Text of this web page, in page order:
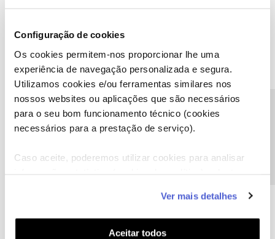
Configuração de cookies
Os cookies permitem-nos proporcionar lhe uma
experiência de navegação personalizada e segura.
Utilizamos cookies e/ou ferramentas similares nos
nossos websites ou aplicações que são necessários
para o seu bom funcionamento técnico (cookies
necessários para a prestação de serviço).
Caso aceite, poderemos utilizar cookies para analisar
funcionalidades (cookies de personalização e
funcionalidade) e adaptar anúncios aos seus interesses
(cookies de publicidade personalizada). Pode gerir a
Ver mais detalhes
Aceitar todos
Descubra as novidades de junho